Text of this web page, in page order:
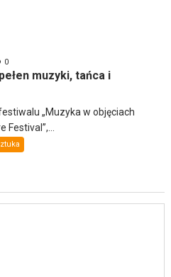
0
muzyki, tańca i
„Muzyka w objęciach